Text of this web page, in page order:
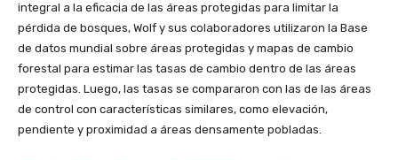
integral a la eficacia de las áreas protegidas para limitar la
pérdida de bosques, Wolf y sus colaboradores utilizaron la Base
de datos mundial sobre áreas protegidas y mapas de cambio
forestal para estimar las tasas de cambio dentro de las áreas
protegidas. Luego, las tasas se compararon con las de las áreas
de control con características similares, como elevación,
pendiente y proximidad a áreas densamente pobladas.